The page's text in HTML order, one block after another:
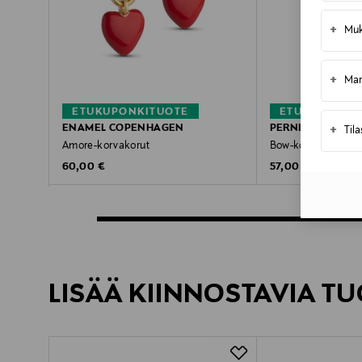
+
+
+
ETUKUPONKITUOTE
ENAMEL COPENHAGEN
Amore-korvakorut
Original Price
60,00 €
PERNILLE
Bow-korvakorut
Original Price
57,00 €
LISÄÄ KIINNOSTAVIA